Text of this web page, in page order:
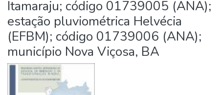
Itamaraju; código 01739005 (ANA);
estação pluviométrica Helvécia
(EFBM); código 01739006 (ANA);
município Nova Viçosa, BA